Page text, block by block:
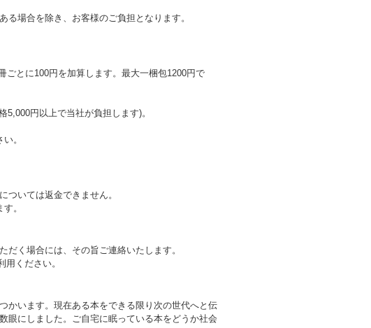
場合を除き、お客様のご負担となります。
ごとに100円を加算します。最大一梱包1200円で
円以上で当社が負担します)。
。
ついては返金できません。
。
く場合には、その旨ご連絡いたします。
ください。
かいます。現在ある本をできる限り次の世代へと伝
眼にしました。ご自宅に眠っている本をどうか社会